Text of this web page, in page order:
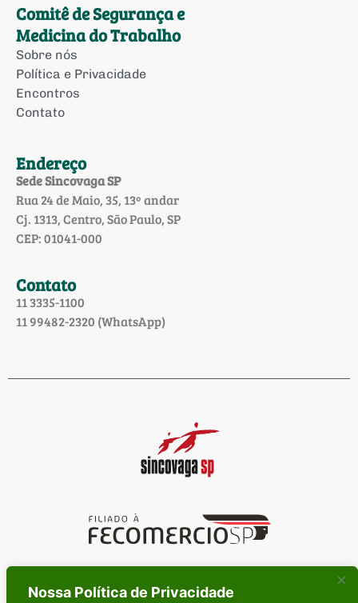
Nossa Política de Privacidade
Comitê de Segurança e
Medicina do Trabalho
Sobre nós
Política e Privacidade
Encontros
Contato
Endereço
Sede Sincovaga SP
Rua 24 de Maio, 35, 13º andar
Cj. 1313, Centro, São Paulo, SP
CEP: 01041-000
Contato
11 3335-1100
11 99482-2320 (WhatsApp)
Siga-nos nas redes sociais: